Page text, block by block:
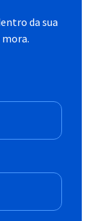
da sua
mora.